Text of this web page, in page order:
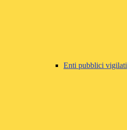
Enti pubblici vigilati